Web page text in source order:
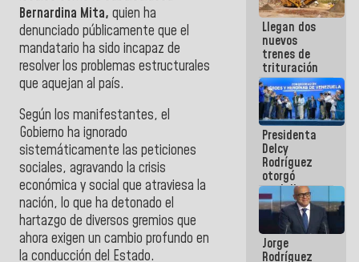
Bernardina Mita, quien ha
denunciado públicamente que el
mandatario ha sido incapaz de
resolver los problemas estructurales
que aquejan al país.
Según los manifestantes, el
Gobierno ha ignorado
sistemáticamente las peticiones
sociales, agravando la crisis
económica y social que atraviesa la
nación, lo que ha detonado el
hartazgo de diversos gremios que
ahora exigen un cambio profundo en
la conducción del Estado.
que haces
es
embarrarla
Llegan dos
nuevos
trenes de
trituración
para
optimizar
manejo de
escombros
en La Guaira
Presidenta
Delcy
Rodríguez
otorgó
medalla
"Héroe de
Venezuela"
a servidores
públicos
Jorge
Rodríguez